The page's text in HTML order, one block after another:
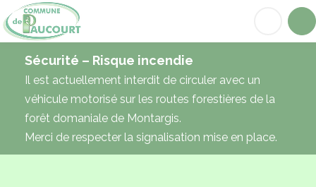
Sécurité – Risque incendie
Il est actuellement interdit de circuler avec un
véhicule motorisé sur les routes forestières de la
forêt domaniale de Montargis.
Merci de respecter la signalisation mise en place.